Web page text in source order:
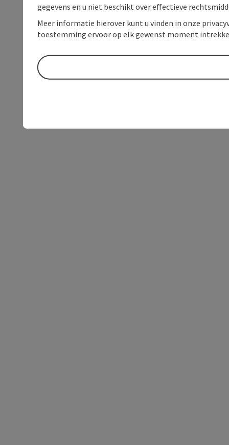
gegevens en u niet beschikt over effectieve
Meer informatie hierover kunt u vinden in onze
toestemming ervoor op elk gewenst moment